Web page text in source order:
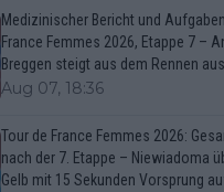
Medizinischer Bericht und
France Femmes 2026, Etappe 7 –
Breggen steigt aus dem Rennen aus
Aug 07, 18:36
Tour de France Femmes 2026:
nach der 7. Etappe – Niewiadoma
Gelb mit 15 Sekunden Vorsprung